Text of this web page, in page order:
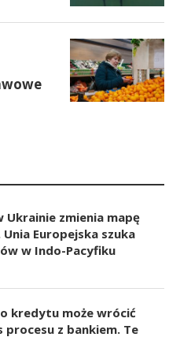
Ukrainie zmienia mapę
Unia Europejska szuka
w Indo-Pacyfiku
kredytu może wrócić
procesu z bankiem. Te